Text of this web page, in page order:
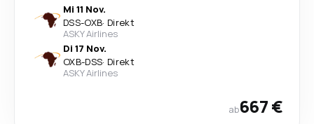
Mi 11 Nov.
DSS-OXB· Direkt
ASKY Airlines
Di 17 Nov.
OXB-DSS· Direkt
ASKY Airlines
ab667 €